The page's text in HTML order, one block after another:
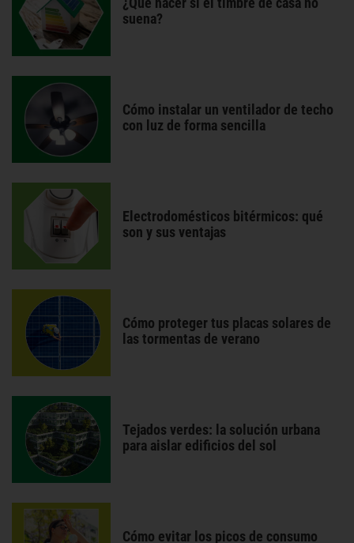
suena?
Cómo instalar un ventilador de techo
con luz de forma sencilla
Electrodomésticos bitérmicos: qué
son y sus ventajas
Cómo proteger tus placas solares de
las tormentas de verano
Tejados verdes: la solución urbana
para aislar edificios del sol
Cómo evitar los picos de consumo